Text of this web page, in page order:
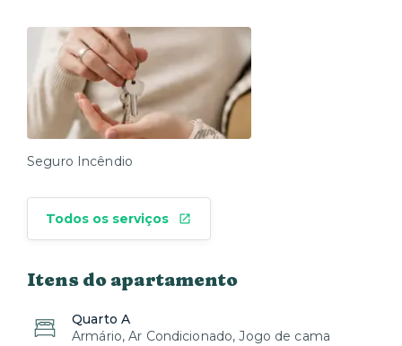
Seguro Incêndio
Todos os serviços
Itens do apartamento
Quarto A
Armário, Ar Condicionado, Jogo de cama